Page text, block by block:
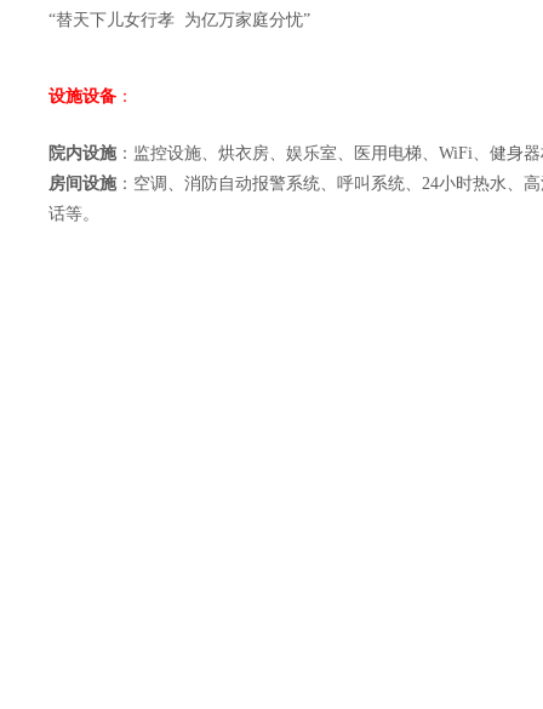
“替天下儿女行孝 为亿万家庭分忧”
设施设备 ：
院内设施：监控设施、烘衣房、娱乐室、医用电梯、WiFi、健身
房间设施：空调、消防自动报警系统、呼叫系统、24小时热水、
话等。